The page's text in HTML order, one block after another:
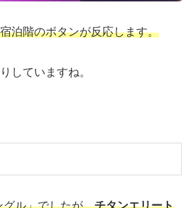
泊階のボタンが反応します。
していますね。
ル」でしたが、チタンエリート